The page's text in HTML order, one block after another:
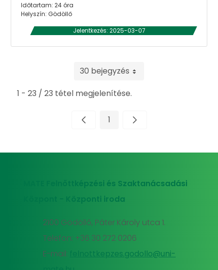
Időtartam: 24 óra
Helyszín: Gödöllő
Jelentkezés: 2025-03-07
30 bejegyzés
1 - 23 / 23 tétel megjelenítése.
Oldal
1
MATE Felnőttképzési és Szaktanácsadási
Központ - Központi iroda
2100 Gödöllő, Páter Károly utca 1.
Telefon: +36 30 272 0206
E-mail:
felnottkepzes.godollo@uni-